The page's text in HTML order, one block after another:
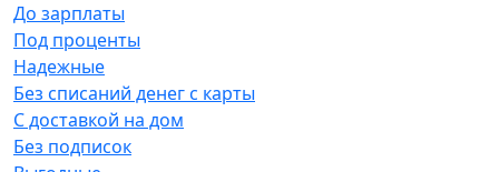
До зарплаты
Под проценты
Надежные
Без списаний денег с карты
С доставкой на дом
Без подписок